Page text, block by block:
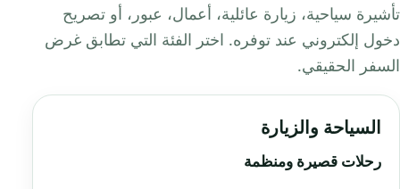
تأشيرة سياحية، زيارة عائلية، أعمال، عبور، أو تصريح
دخول إلكتروني عند توفره. اختر الفئة التي تطابق غرض
السفر الحقيقي.
السياحة والزيارة
رحلات قصيرة ومنظمة